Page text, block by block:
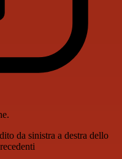
da sinistra a destra dello